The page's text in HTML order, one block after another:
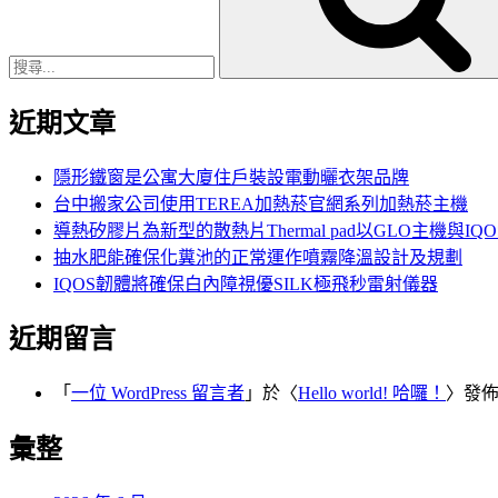
近期文章
隱形鐵窗是公寓大廈住戶裝設電動曬衣架品牌
台中搬家公司使用TEREA加熱菸官網系列加熱菸主機
導熱矽膠片為新型的散熱片Thermal pad以GLO主機與
抽水肥能確保化糞池的正常運作噴霧降溫設計及規劃
IQOS韌體將確保白內障視優SILK極飛秒雷射儀器
近期留言
「 一位 WordPress 留言者 」於〈Hello world! 哈囉！ 〉發
彙整